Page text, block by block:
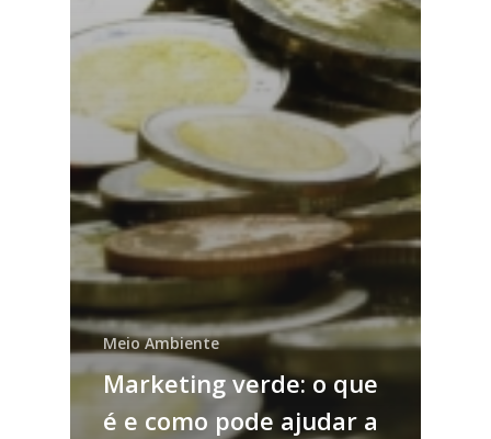
Meio Ambiente
Marketing verde: o que
é e como pode ajudar a